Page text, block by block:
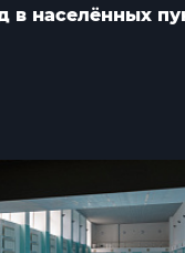
в населённых